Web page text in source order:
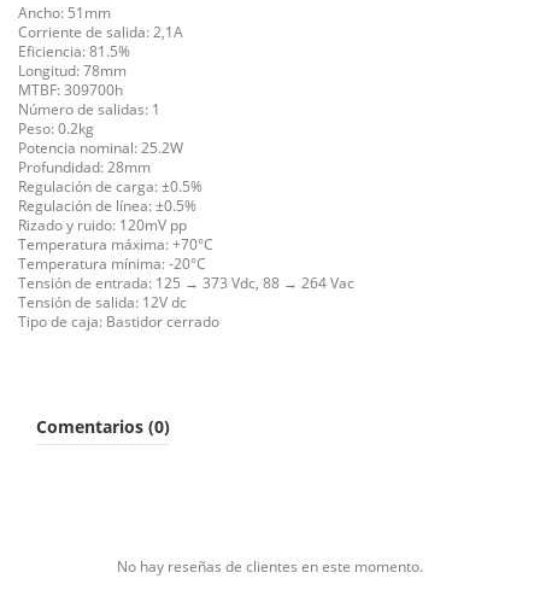
Ancho: 51mm
Corriente de salida: 2,1A
Eficiencia: 81.5%
Longitud: 78mm
MTBF: 309700h
Número de salidas: 1
Peso: 0.2kg
Potencia nominal: 25.2W
Profundidad: 28mm
Regulación de carga: ±0.5%
Regulación de línea: ±0.5%
Rizado y ruido: 120mV pp
Temperatura máxima: +70°C
Temperatura mínima: -20°C
Tensión de entrada: 125 → 373 Vdc, 88 → 264 Vac
Tensión de salida: 12V dc
Tipo de caja: Bastidor cerrado
Comentarios (0)
No hay reseñas de clientes en este momento.